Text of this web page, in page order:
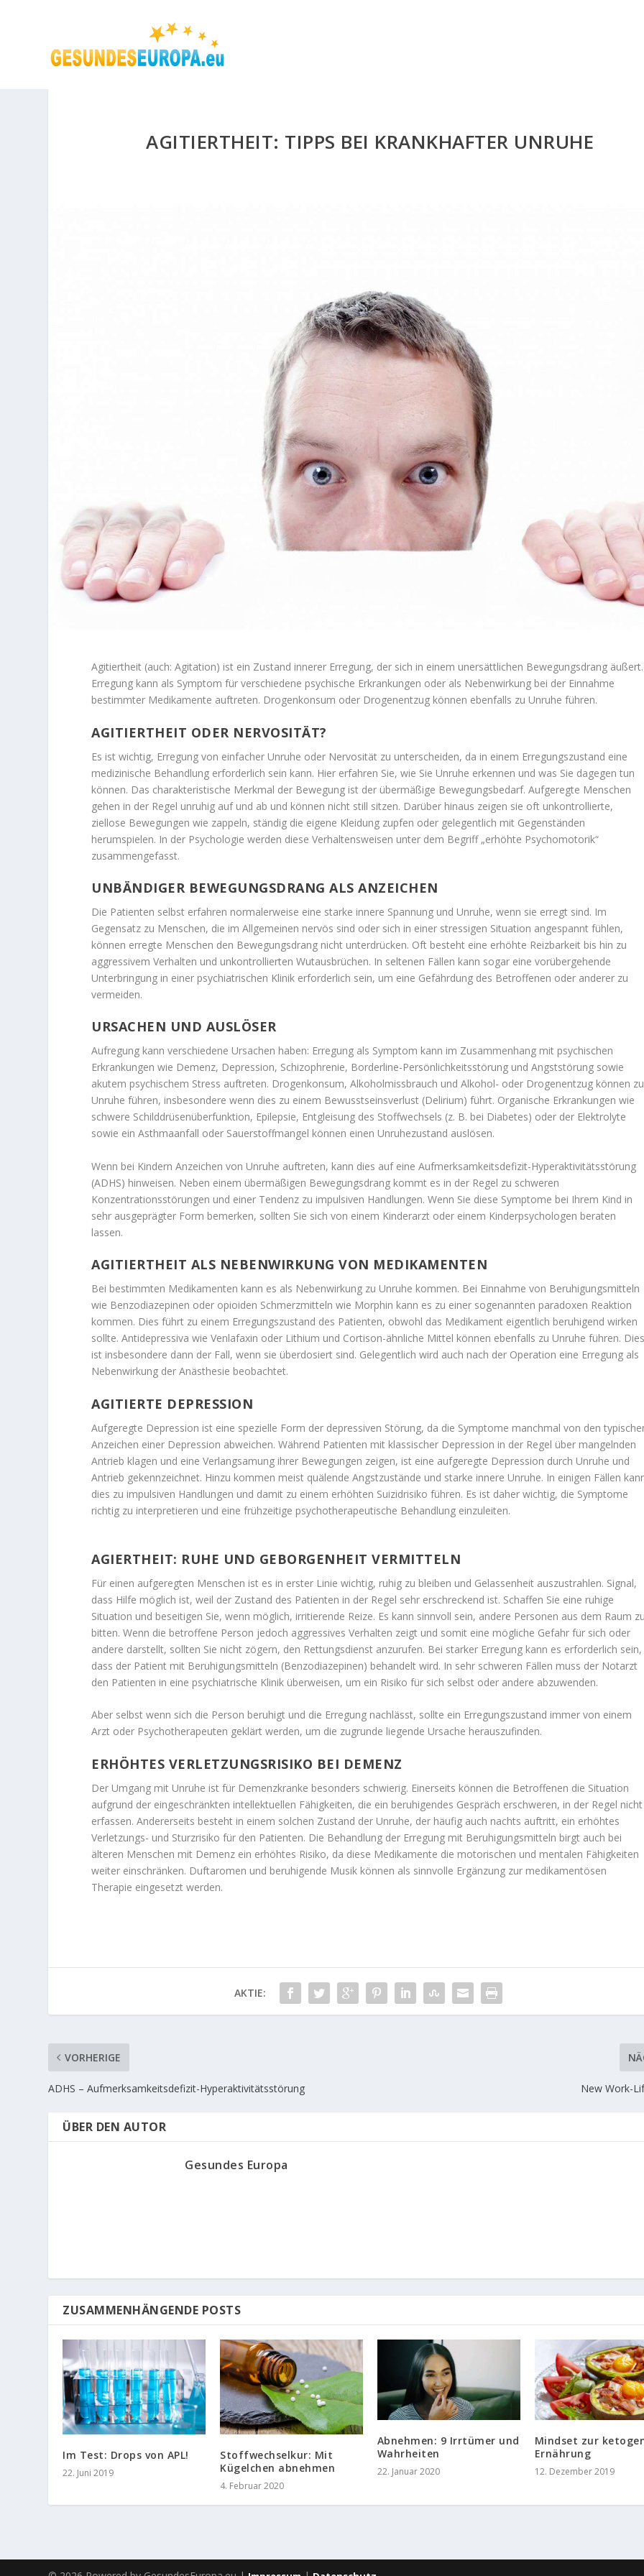
AGITIERTHEIT: TIPPS BEI KRANKHAFTER UNRUHE
Agitiertheit (auch: Agitation) ist ein Zustand innerer Erregung, der sich in einem unersättlichen Bewegungsdrang äußert.
Erregung kann als Symptom für verschiedene psychische Erkrankungen oder als Nebenwirkung bei der Einnahme
bestimmter Medikamente auftreten. Drogenkonsum oder Drogenentzug können ebenfalls zu Unruhe führen.
AGITIERTHEIT ODER NERVOSITÄT?
Es ist wichtig, Erregung von einfacher Unruhe oder Nervosität zu unterscheiden, da in einem Erregungszustand eine
medizinische Behandlung erforderlich sein kann. Hier erfahren Sie, wie Sie Unruhe erkennen und was Sie dagegen tun
können. Das charakteristische Merkmal der Bewegung ist der übermäßige Bewegungsbedarf. Aufgeregte Menschen
gehen in der Regel unruhig auf und ab und können nicht still sitzen. Darüber hinaus zeigen sie oft unkontrollierte,
ziellose Bewegungen wie zappeln, ständig die eigene Kleidung zupfen oder gelegentlich mit Gegenständen
herumspielen. In der Psychologie werden diese Verhaltensweisen unter dem Begriff „erhöhte Psychomotorik“
zusammengefasst.
UNBÄNDIGER BEWEGUNGSDRANG ALS ANZEICHEN
Die Patienten selbst erfahren normalerweise eine starke innere Spannung und Unruhe, wenn sie erregt sind. Im
Gegensatz zu Menschen, die im Allgemeinen nervös sind oder sich in einer stressigen Situation angespannt fühlen,
können erregte Menschen den Bewegungsdrang nicht unterdrücken. Oft besteht eine erhöhte Reizbarkeit bis hin zu
aggressivem Verhalten und unkontrollierten Wutausbrüchen. In seltenen Fällen kann sogar eine vorübergehende
Unterbringung in einer psychiatrischen Klinik erforderlich sein, um eine Gefährdung des Betroffenen oder anderer zu
vermeiden.
URSACHEN UND AUSLÖSER
Aufregung kann verschiedene Ursachen haben: Erregung als Symptom kann im Zusammenhang mit psychischen
Erkrankungen wie Demenz, Depression, Schizophrenie, Borderline-Persönlichkeitsstörung und Angststörung sowie
akutem psychischem Stress auftreten. Drogenkonsum, Alkoholmissbrauch und Alkohol- oder Drogenentzug können zu
Unruhe führen, insbesondere wenn dies zu einem Bewusstseinsverlust (Delirium) führt. Organische Erkrankungen wie
schwere Schilddrüsenüberfunktion, Epilepsie, Entgleisung des Stoffwechsels (z. B. bei Diabetes) oder der Elektrolyte
sowie ein Asthmaanfall oder Sauerstoffmangel können einen Unruhezustand auslösen.
Wenn bei Kindern Anzeichen von Unruhe auftreten, kann dies auf eine Aufmerksamkeitsdefizit-Hyperaktivitätsstörung
(ADHS) hinweisen. Neben einem übermäßigen Bewegungsdrang kommt es in der Regel zu schweren
Konzentrationsstörungen und einer Tendenz zu impulsiven Handlungen. Wenn Sie diese Symptome bei Ihrem Kind in
sehr ausgeprägter Form bemerken, sollten Sie sich von einem Kinderarzt oder einem Kinderpsychologen beraten
lassen.
AGITIERTHEIT ALS NEBENWIRKUNG VON MEDIKAMENTEN
Bei bestimmten Medikamenten kann es als Nebenwirkung zu Unruhe kommen. Bei Einnahme von Beruhigungsmitteln
wie Benzodiazepinen oder opioiden Schmerzmitteln wie Morphin kann es zu einer sogenannten paradoxen Reaktion
kommen. Dies führt zu einem Erregungszustand des Patienten, obwohl das Medikament eigentlich beruhigend wirken
sollte. Antidepressiva wie Venlafaxin oder Lithium und Cortison-ähnliche Mittel können ebenfalls zu Unruhe führen.
ist insbesondere dann der Fall, wenn sie überdosiert sind. Gelegentlich wird auch nach der Operation eine Erregung als
Nebenwirkung der Anästhesie beobachtet.
AGITIERTE DEPRESSION
Aufgeregte Depression ist eine spezielle Form der depressiven Störung, da die Symptome manchmal von den
Anzeichen einer Depression abweichen. Während Patienten mit klassischer Depression in der Regel über mangelnden
Antrieb klagen und eine Verlangsamung ihrer Bewegungen zeigen, ist eine aufgeregte Depression durch Unruhe und
Antrieb gekennzeichnet. Hinzu kommen meist quälende Angstzustände und starke innere Unruhe. In einigen Fällen
dies zu impulsiven Handlungen und damit zu einem erhöhten Suizidrisiko führen. Es ist daher wichtig, die Symptome
richtig zu interpretieren und eine frühzeitige psychotherapeutische Behandlung einzuleiten.
AGIERTHEIT: RUHE UND GEBORGENHEIT VERMITTELN
Für einen aufgeregten Menschen ist es in erster Linie wichtig, ruhig zu bleiben und Gelassenheit auszustrahlen. Signal,
dass Hilfe möglich ist, weil der Zustand des Patienten in der Regel sehr erschreckend ist. Schaffen Sie eine ruhige
Situation und beseitigen Sie, wenn möglich, irritierende Reize. Es kann sinnvoll sein, andere Personen aus dem Raum
bitten. Wenn die betroffene Person jedoch aggressives Verhalten zeigt und somit eine mögliche Gefahr für sich oder
andere darstellt, sollten Sie nicht zögern, den Rettungsdienst anzurufen. Bei starker Erregung kann es erforderlich sein,
dass der Patient mit Beruhigungsmitteln (Benzodiazepinen) behandelt wird. In sehr schweren Fällen muss der Notarzt
den Patienten in eine psychiatrische Klinik überweisen, um ein Risiko für sich selbst oder andere abzuwenden.
Aber selbst wenn sich die Person beruhigt und die Erregung nachlässt, sollte ein Erregungszustand immer von einem
Arzt oder Psychotherapeuten geklärt werden, um die zugrunde liegende Ursache herauszufinden.
ERHÖHTES VERLETZUNGSRISIKO BEI DEMENZ
Der Umgang mit Unruhe ist für Demenzkranke besonders schwierig. Einerseits können die Betroffenen die Situation
aufgrund der eingeschränkten intellektuellen Fähigkeiten, die ein beruhigendes Gespräch erschweren, in der Regel nicht
erfassen. Andererseits besteht in einem solchen Zustand der Unruhe, der häufig auch nachts auftritt, ein erhöhtes
Verletzungs- und Sturzrisiko für den Patienten. Die Behandlung der Erregung mit Beruhigungsmitteln birgt auch bei
älteren Menschen mit Demenz ein erhöhtes Risiko, da diese Medikamente die motorischen und mentalen Fähigkeiten
weiter einschränken. Duftaromen und beruhigende Musik können als sinnvolle Ergänzung zur medikamentösen
Therapie eingesetzt werden.
AKTIE:
VORHERIGE
ADHS – Aufmerksamkeitsdefizit-Hyperaktivitätsstörung New Work-
ÜBER DEN AUTOR
Gesundes Europa
ZUSAMMENHÄNGENDE POSTS
Im Test: Drops von APL!
22. Juni 2019
Stoffwechselkur: Mit
Kügelchen abnehmen
4. Februar 2020
Abnehmen: 9 Irrtümer und
Wahrheiten
22. Januar 2020
Mindset zur
Ernährung
12. Dezember 2019